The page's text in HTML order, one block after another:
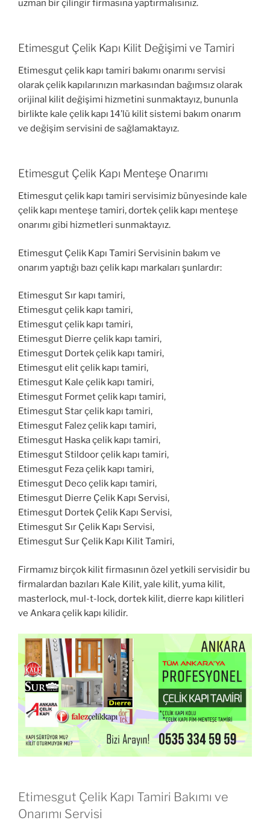
uzman bir çilingir firmasına yaptırmalısınız.
Etimesgut Çelik Kapı Kilit Değişimi ve Tamiri
Etimesgut çelik kapı tamiri bakımı onarımı servisi
olarak çelik kapılarınızın markasından bağımsız olarak
orijinal kilit değişimi hizmetini sunmaktayız, bununla
birlikte kale çelik kapı 14’lü kilit sistemi bakım onarım
ve değişim servisini de sağlamaktayız.
Etimesgut Çelik Kapı Menteşe Onarımı
Etimesgut çelik kapı tamiri servisimiz bünyesinde kale
çelik kapı menteşe tamiri, dortek çelik kapı menteşe
onarımı gibi hizmetleri sunmaktayız.
Etimesgut Çelik Kapı Tamiri Servisinin bakım ve
onarım yaptığı bazı çelik kapı markaları şunlardır:
Etimesgut Sır kapı tamiri,
Etimesgut çelik kapı tamiri,
Etimesgut çelik kapı tamiri,
Etimesgut Dierre çelik kapı tamiri,
Etimesgut Dortek çelik kapı tamiri,
Etimesgut elit çelik kapı tamiri,
Etimesgut Kale çelik kapı tamiri,
Etimesgut Formet çelik kapı tamiri,
Etimesgut Star çelik kapı tamiri,
Etimesgut Falez çelik kapı tamiri,
Etimesgut Haska çelik kapı tamiri,
Etimesgut Stildoor çelik kapı tamiri,
Etimesgut Feza çelik kapı tamiri,
Etimesgut Deco çelik kapı tamiri,
Etimesgut Dierre Çelik Kapı Servisi,
Etimesgut Dortek Çelik Kapı Servisi,
Etimesgut Sır Çelik Kapı Servisi,
Etimesgut Sur Çelik Kapı Kilit Tamiri,
Firmamız birçok kilit firmasının özel yetkili servisidir bu
firmalardan bazıları Kale Kilit, yale kilit, yuma kilit,
masterlock, mul-t-lock, dortek kilit, dierre kapı kilitleri
ve Ankara çelik kapı kilidir.
Etimesgut Çelik Kapı Tamiri Bakımı ve
Onarımı Servisi